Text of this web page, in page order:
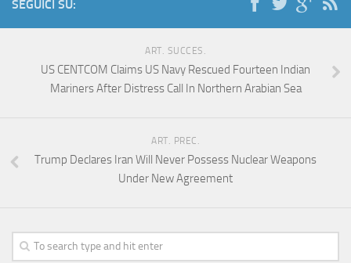
SEGUICI SU:
ART. SUCCES.
US CENTCOM Claims US Navy Rescued Fourteen Indian
Mariners After Distress Call In Northern Arabian Sea
ART. PREC.
Trump Declares Iran Will Never Possess Nuclear Weapons
Under New Agreement